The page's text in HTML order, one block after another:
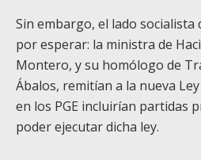
Sin embargo, el lado socialista
por esperar: la ministra de
Montero, y su homólogo de
Ábalos, remitían a la nueva
en los PGE incluirían partidas
poder ejecutar dicha ley.